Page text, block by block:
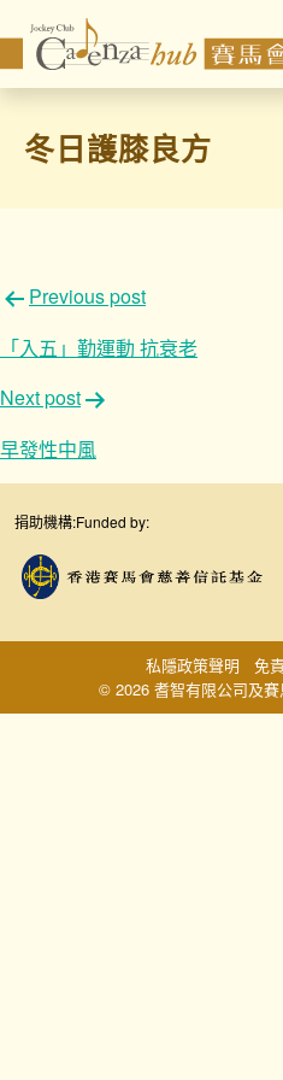
冬日護膝良方
文
章
導
覽
Previous post
「入五」勤運動 抗衰老
Next post
早發性中風
捐助機構:Funded by:
© 2026 耆智有限公司及
私隱政策聲明 免